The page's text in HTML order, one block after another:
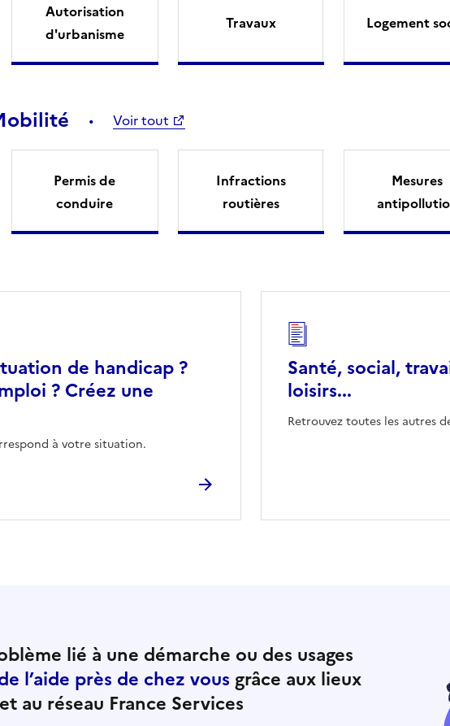
Autorisation
d'urbanisme
Travaux Logement
Voir tout
Permis de
conduire
Infractions
routières
Mesures
de handicap ?
? Créez une
à votre situation.
Santé, social,
loisirs...
Retrouvez toutes les autres
lié à une démarche ou des usages
l’aide près de chez vous grâce aux lieux
au réseau France Services